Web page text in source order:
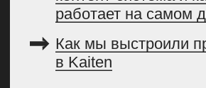
больше 150 тысяч органических
посетителей.
Блог приносит прямую пользу
бизнесу.Именно наши кейсы